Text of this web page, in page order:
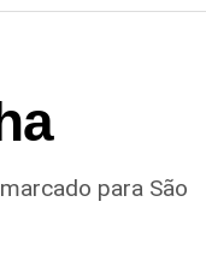
para São